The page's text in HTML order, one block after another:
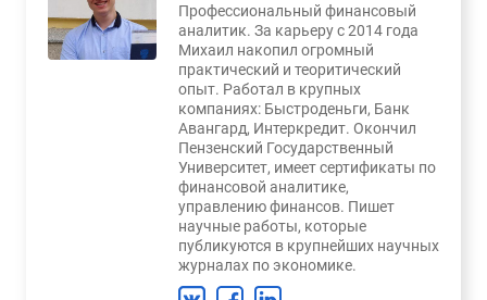
Профессиональный финансовый
аналитик. За карьеру с 2014 года
Михаил накопил огромный
практический и теоритический
опыт. Работал в крупных
компаниях: Быстроденьги, Банк
Авангард, Интеркредит. Окончил
Пензенский Государственный
Университет, имеет сертификаты по
финансовой аналитике,
управлению финансов. Пишет
научные работы, которые
публикуются в крупнейших научных
журналах по экономике.